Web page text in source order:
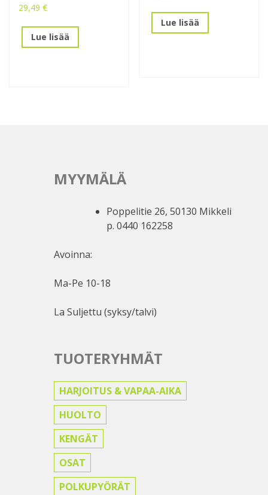
29,49 €
Lue lisää
Lue lisää
MYYMÄLÄ
Poppelitie 26, 50130 Mikkeli
p. 0440 162258
Avoinna:
Ma-Pe 10-18
La Suljettu (syksy/talvi)
TUOTERYHMÄT
HARJOITUS & VAPAA-AIKA
HUOLTO
KENGÄT
OSAT
POLKUPYÖRÄT